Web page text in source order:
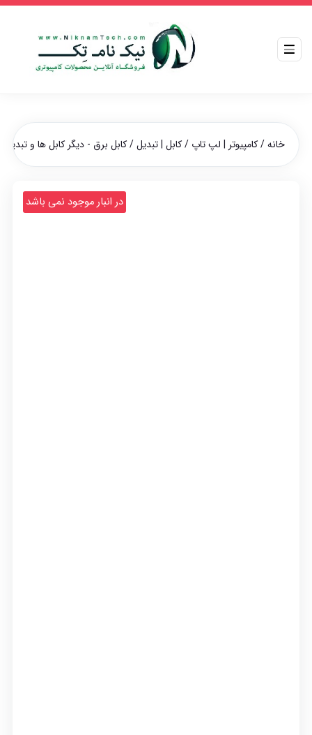
خانه/کامپیوتر | لپ تاپ /کابل | تبدیل/کابل برق - دیگر کابل ها و
در انبار موجود نمی باشد